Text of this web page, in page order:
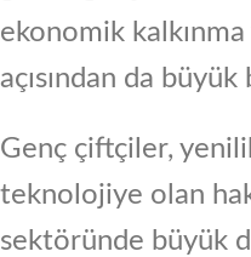
ekonomik kalkınma
açısından da
Genç çiftçiler,
teknolojiye olan
sektöründe büyük